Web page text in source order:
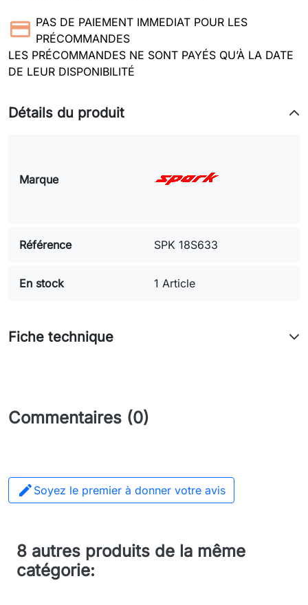
PAS DE PAIEMENT IMMEDIAT POUR LES
PRÉCOMMANDES
LES PRÉCOMMANDES NE SONT PAYÉS QU’À LA DATE
DE LEUR DISPONIBILITÉ
Détails du produit
Marque
Référence SPK 18S633
En stock 1 Article
Fiche technique
Commentaires (0)
 Soyez le premier à donner votre avis
8 autres produits de la même
catégorie: